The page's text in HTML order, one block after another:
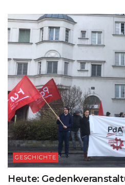
GESCHICHTE
Heute: